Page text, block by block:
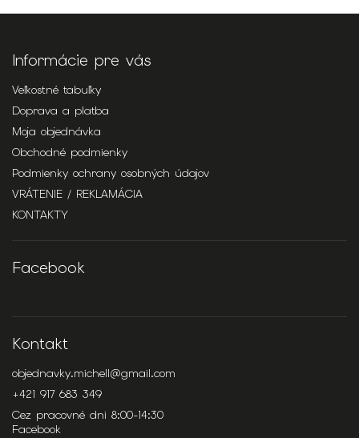
Informácie pre vás
Veľkostné tabuľky
Doprava a platba
Moja objednávka
Obchodné podmienky
Podmienky ochrany osobných údajov
VRÁTENIE / REKLAMÁCIA
KONTAKTY
Facebook
Kontakt
objednavky.michell@gmail.com
+421 917 683 349
Cez pracovné dni 8:00-14:30
Facebook